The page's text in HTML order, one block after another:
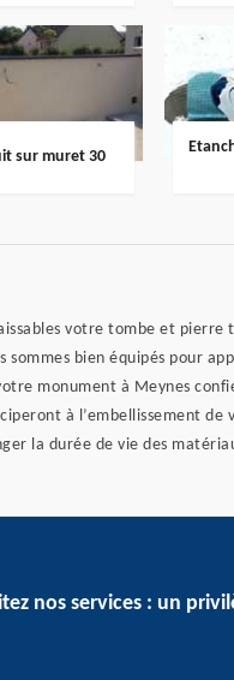
sur muret 30
votre tombe et pierre
bien équipés pour
monument à Meynes
à l’embellissement de
la durée de vie des
nos services : un